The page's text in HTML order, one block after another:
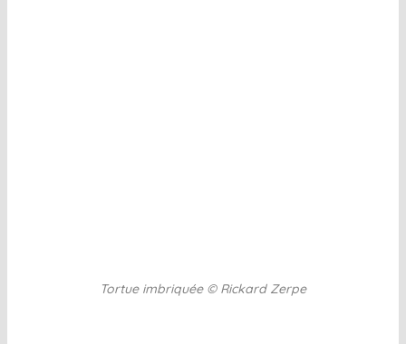
Tortue imbriquée © Rickard Zerpe